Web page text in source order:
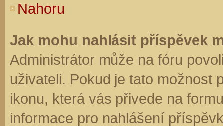
Nahoru
Jak mohu nahlásit příspěvek
Administrátor může na fóru
uživateli. Pokud je tato možnost
ikonu, která vás přivede na
informace pro nahlášení